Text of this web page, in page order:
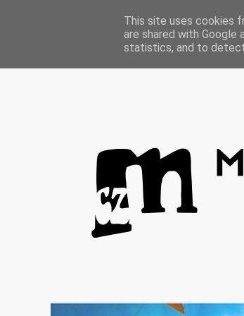
Strona głównaThis site uses cookies
are shared with
statistics, and to detect